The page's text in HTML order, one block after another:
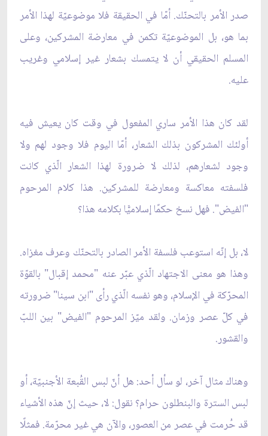
صدر الأمر بالتحنّك. أمّا في الحقيقة فلا موضوعيّة لهذا الأمر
بما هو، بل الموضوعيّة تكمن في معارضة المشركين، وعلى
المسلم الحقيقي أن لا يتمسك بشعار غير إسلامي وغريب
عليه.
لقد كان هذا الأمر ساري المفعول في وقت كان يعيش فيه
أولئك المشركون بذلك الشعار، أمّا اليوم فلا وجود لهم ولا
وجود لشعارهم، لذلك لا ضرورة لهذا الشعار الّذي كانت
فلسفته معاكسة ومعارضة للمشركين. هذا كلام المرحوم
"الفيض". فهل نسخ حكمًا إسلاميًّا بكلامه هذا؟
لا، بل إنّه استوعب فلسفة الأمر الصادر بالتحنّك وعرف مغزاه.
وهذا هو معنى الاجتهاد الّذي عبّر عنه "محمد إقبال" بالقوّة
المحرّكة في الإسلام، وهو نفسه الّذي رأى "ابن سينا" ضرورته
في كلّ عصر وزمان. ولقد ميّز المرحوم "الفيض" بين اللبّ
والقشور.
وهناك مثال آخر، لو سأل أحد: هل أنّ لبس القُبعة الأجنبيّة، أو
لبس السترة والبنطلون حرام؟ نقول: لا، حيث إنّ هذه الأشياء
قد حُرمت في عصر من العصور، والآن هي غير محرّمة. فمثلًا